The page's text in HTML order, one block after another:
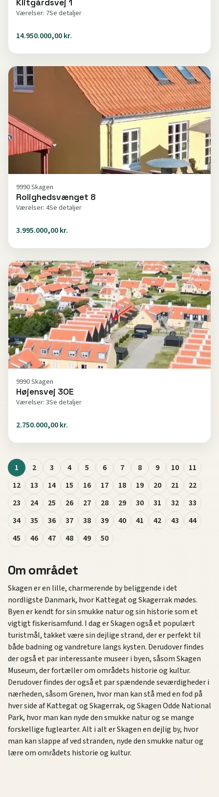
Klitgårdsvej 1
Værelser: 7Se detaljer
14.950.000,00 kr.
9990 Skagen
Rolighedsvænget 8
Værelser: 4Se detaljer
3.995.000,00 kr.
9990 Skagen
Højensvej 30E
Værelser: 3Se detaljer
2.750.000,00 kr.
1 2 3 4 5 6 7 8 9 10
11
12
13 14 15 16 17 18 19 20 21
22
23
24 25 26 27 28 29 30 31 32
33
34
35 36 37 38 39 40 41 42 43
44
45
46 47 48 49 50
Om området
Skagen er en lille, charmerende by beliggende i det
nordligste Danmark, hvor Kattegat og Skagerrak mødes.
Byen er kendt for sin smukke natur og sin historie som et
vigtigt fiskerisamfund. I dag er Skagen også et populært
turistmål, takket være sin dejlige strand, der er perfekt til
både badning og vandreture langs kysten. Derudover findes
der også et par interessante museer i byen, såsom Skagen
Museum, der fortæller om områdets historie og kultur.
Derudover findes der også et par spændende seværdigheder i
nærheden, såsom Grenen, hvor man kan stå med en fod på
hver side af Kattegat og Skagerrak, og Skagen Odde National
Park, hvor man kan nyde den smukke natur og se mange
forskellige fuglearter. Alt i alt er Skagen en dejlig by, hvor
man kan slappe af ved stranden, nyde den smukke natur og
lære om områdets historie og kultur.